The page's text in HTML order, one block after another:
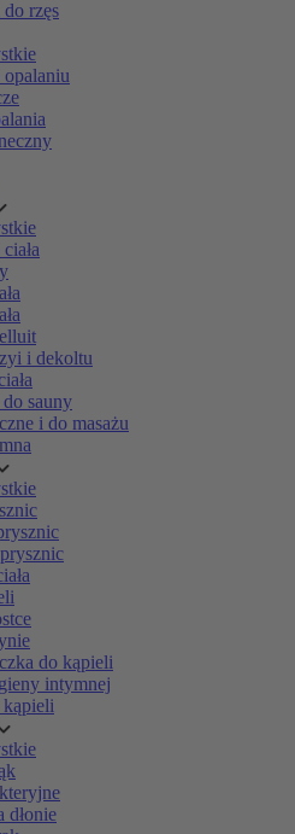
rzęs
i dekoltu
sauny
i do masażu
do kąpieli
intymnej
dłonie